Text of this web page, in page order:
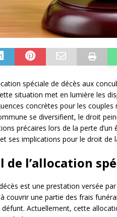
spéciale de décès aux
situation met en lumière les
concrètes pour les
se diversifient, le droit
précaires lors de la perte
ses implications pour le droit de
de l’allocation
est une prestation versée
couvrir une partie des frais
Actuellement, cette